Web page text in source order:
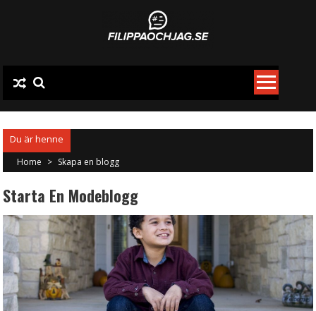
Home > Skapa en blogg
Starta En Modeblogg